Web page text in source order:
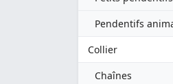
Pendentifs
Collier
Chaînes